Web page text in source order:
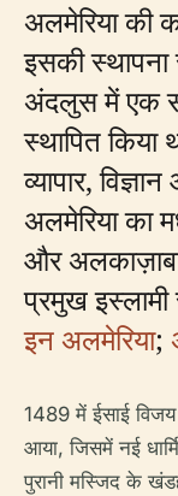
अलमेरिया की
इसकी
अंदलुस में एक
स्थापित
व्यापार,
अलमेरिया का
और
प्रमुख इस्लामी
इन अलमेरिया;
1489 में ईसाई
आया, जिसमें नई
पुरानी मस्जिद के